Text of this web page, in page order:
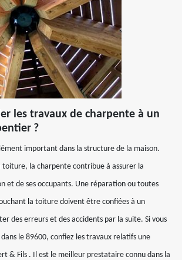
les travaux de charpente à un
?
important dans la structure de la maison.
toiture, la charpente contribue à assurer la
et de ses occupants. Une réparation ou toutes
la toiture doivent être confiées à un
des erreurs et des accidents par la suite. Si vous
le 89600, confiez les travaux relatifs une
& Fils . Il est le meilleur prestataire connu dans la